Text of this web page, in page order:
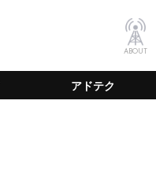
ABOUT
アドテク